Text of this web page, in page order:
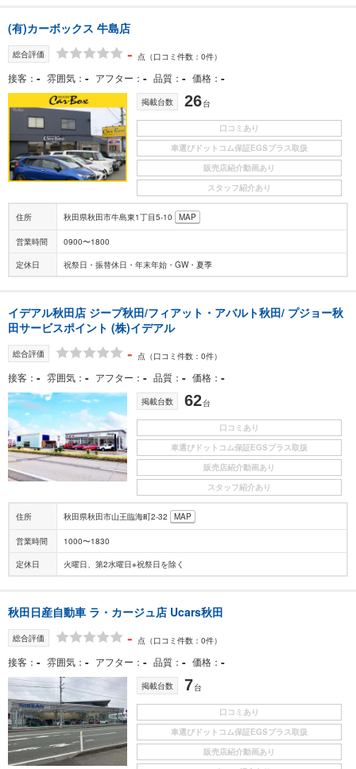
(有)カーボックス 牛島店
総合評価 - 点 （口コミ件数：0件）
接客 - 雰囲気 - アフター - 品質 - 価格 -
掲載台数 26台
口コミあり
車選びドットコム保証EGSプラス取扱
販売店紹介動画あり
スタッフ紹介あり
住所 秋田県秋田市牛島東1丁目5-10 MAP
営業時間 0900〜1800
定休日 祝祭日・振替休日・年末年始・GW・夏季
イデアル秋田店 ジープ秋田/フィアット・アバルト秋田/ プジョー秋
田サービスポイント (株)イデアル
総合評価 - 点 （口コミ件数：0件）
接客 - 雰囲気 - アフター - 品質 - 価格 -
掲載台数 62台
口コミあり
車選びドットコム保証EGSプラス取扱
販売店紹介動画あり
スタッフ紹介あり
住所 秋田県秋田市山王臨海町2-32 MAP
営業時間 1000〜1830
定休日 火曜日、第2水曜日※祝祭日を除く
秋田日産自動車 ラ・カージュ店 Ucars秋田
総合評価 - 点 （口コミ件数：0件）
接客 - 雰囲気 - アフター - 品質 - 価格 -
掲載台数 7台
口コミあり
車選びドットコム保証EGSプラス取扱
販売店紹介動画あり